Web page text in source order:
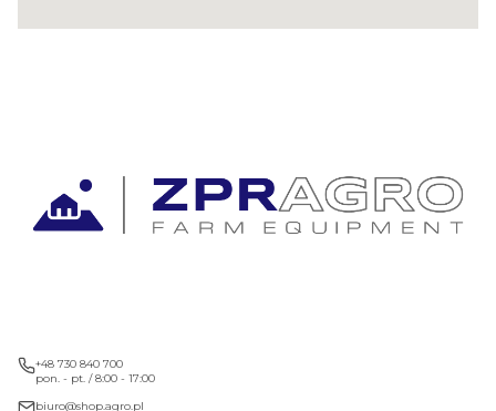
+48 730 840 700
pon. - pt. / 8:00 - 17:00
biuro@shop.agro.pl